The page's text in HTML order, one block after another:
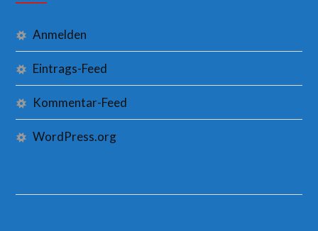
Anmelden
Eintrags-Feed
Kommentar-Feed
WordPress.org